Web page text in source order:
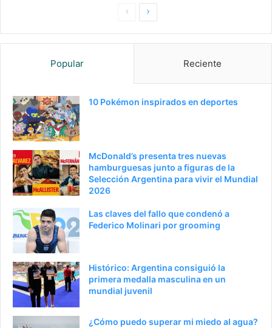
PaginaSiguiente
Popular Reciente
10 Pokémon inspirados en deportes
McDonald’s presenta tres nuevas
hamburguesas junto a figuras de la
Selección Argentina para vivir el Mundial
2026
Las claves del fallo que condenó a
Federico Molinari por grooming
Histórico: Argentina consiguió la
primera medalla masculina en un
mundial juvenil
¿Cómo puedo superar mi miedo al agua?